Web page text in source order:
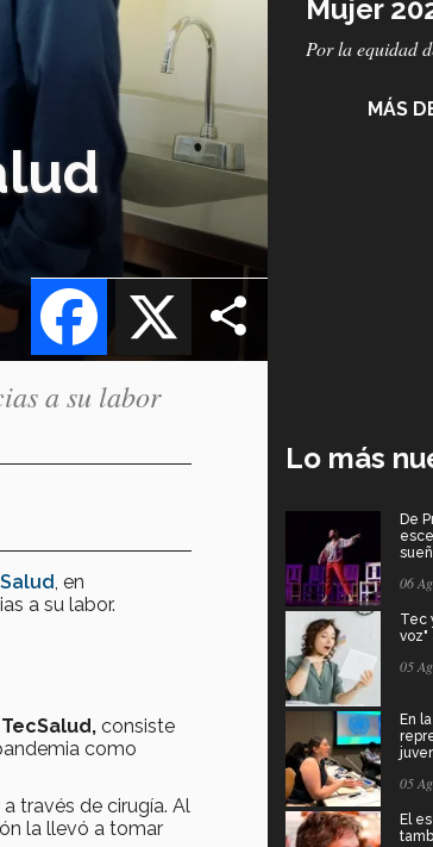
X
Facebook
Mujer
Subtítulo
Por la equidad
MÁS
a su labor
, en
a su labor.
consiste
como
través de cirugía. Al
la llevó a tomar
Lo más
De
06
Tec
voz"
05
En
05
El